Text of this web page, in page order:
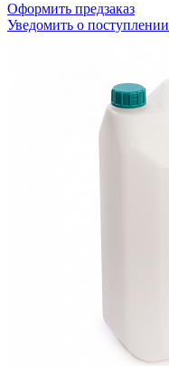
Оформить предзаказ
Уведомить о поступлении